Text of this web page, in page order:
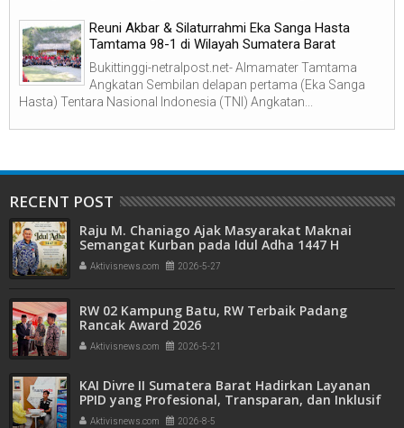
Reuni Akbar & Silaturrahmi Eka Sanga Hasta
Tamtama 98-1 di Wilayah Sumatera Barat
Bukittinggi-netralpost.net- Almamater Tamtama
Angkatan Sembilan delapan pertama (Eka Sanga
Hasta) Tentara Nasional Indonesia (TNI) Angkatan...
RECENT POST
Raju M. Chaniago Ajak Masyarakat Maknai
Semangat Kurban pada Idul Adha 1447 H
Aktivisnews.com 2026-5-27
RW 02 Kampung Batu, RW Terbaik Padang
Rancak Award 2026
Aktivisnews.com 2026-5-21
KAI Divre II Sumatera Barat Hadirkan Layanan
PPID yang Profesional, Transparan, dan Inklusif
untuk Mempermudah Akses Informasi Publik
Aktivisnews.com 2026-8-5